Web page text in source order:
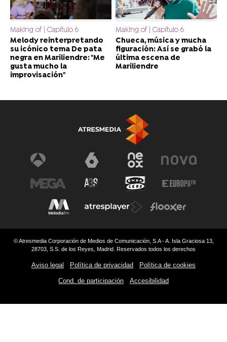
Making of | Capítulo 6
Melody reinterpretando
su icónico tema De pata
negra en Mariliendre: "Me
gusta mucho la
improvisación"
Making of | Capítulo 6
Chueca, música y mucha
figuración: Así se grabó la
última escena de
Mariliendre
© Atresmedia Corporación de Medios de Comunicación, S.A - A. Isla Graciosa 13,
28703, S.S. de los Reyes, Madrid. Reservados todos los derechos
Aviso legal Política de privacidad Política de cookies
Cond. de participación Accesibilidad